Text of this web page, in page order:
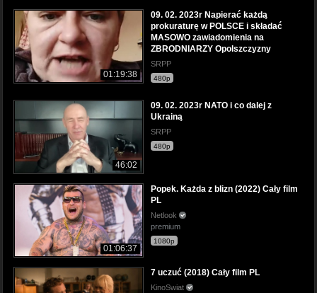
01:19:38
09. 02. 2023r Napierać każdą
prokuraturę w POLSCE i składać
MASOWO zawiadomienia na
ZBRODNIARZY Opolszczyzny
SRPP
480p
46:02
09. 02. 2023r NATO i co dalej z
Ukrainą
SRPP
480p
01:06:37
Popek. Każda z blizn (2022) Cały film
PL
Netlook
premium
1080p
7 uczuć (2018) Cały film PL
KinoSwiat